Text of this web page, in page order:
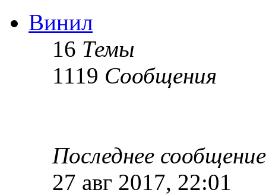
Винил
16 Темы
1119 Сообщения
Последнее сообщение
27 авг 2017, 22:01